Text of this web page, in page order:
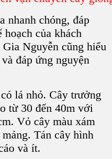
nhanh chóng, đáp
của khách
Nguyễn cũng hiểu
đáp ứng nguyện
lá nhỏ. Cây trưởng
từ 30 đến 40m với
Vỏ cây màu xám
Tán cây hình
và ít.